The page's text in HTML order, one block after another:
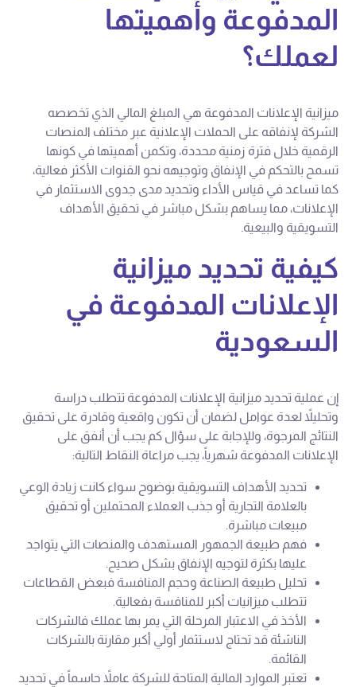
المدفوعة وأهميتها
لعملك؟
ميزانية الإعلانات المدفوعة هي المبلغ المالي الذي تخصصه
الشركة لإنفاقه على الحملات الإعلانية عبر مختلف المنصات
الرقمية خلال فترة زمنية محددة، وتكمن أهميتها في كونها
تسمح بالتحكم في الإنفاق وتوجيهه نحو القنوات الأكثر فعالية،
كما تساعد في قياس الأداء وتحديد مدى جدوى الاستثمار في
الإعلانات، مما يساهم بشكل مباشر في تحقيق الأهداف
التسويقية والبيعية.
كيفية تحديد ميزانية
الإعلانات المدفوعة في
السعودية
إن عملية تحديد ميزانية الإعلانات المدفوعة تتطلب دراسة
وتحليلاً لعدة عوامل لضمان أن تكون واقعية وقادرة على تحقيق
النتائج المرجوة، وللإجابة على سؤال كم يجب أن أنفق على
الإعلانات المدفوعة شهرياً، يجب مراعاة النقاط التالية:
تحديد الأهداف التسويقية بوضوح سواء كانت زيادة الوعي
بالعلامة التجارية أو جذب العملاء المحتملين أو تحقيق
مبيعات مباشرة.
فهم طبيعة الجمهور المستهدف والمنصات التي يتواجد
عليها بكثرة لتوجيه الإنفاق بشكل صحيح.
تحليل طبيعة الصناعة وحجم المنافسة فبعض القطاعات
تتطلب ميزانيات أكبر للمنافسة بفعالية.
الأخذ في الاعتبار المرحلة التي يمر بها عملك فالشركات
الناشئة قد تحتاج لاستثمار أولي أكبر مقارنة بالشركات
القائمة.
تعتبر الموارد المالية المتاحة للشركة عاملاً حاسماً في تحديد